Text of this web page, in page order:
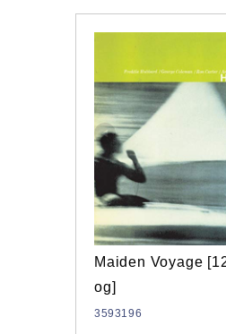
Maiden Voyage
og]
3593196